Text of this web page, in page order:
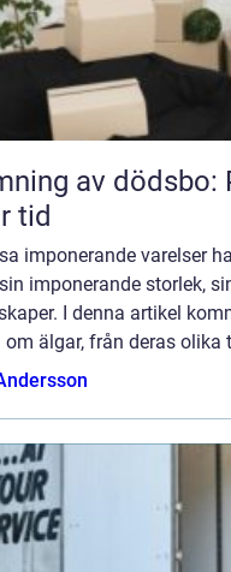
av dödsbo:
tid
imponerande varelser
imponerande storlek,
I denna artikel
älgar, från deras olika